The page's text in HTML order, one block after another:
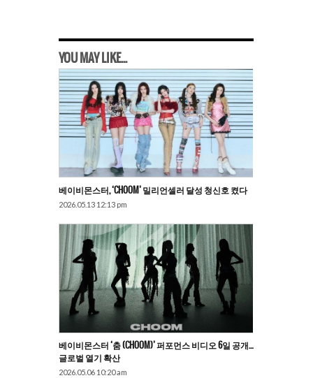
YOU MAY LIKE...
베이비몬스터, ‘CHOOM’ 밀리언셀러 달성 청신호 켰다
2026.05.13 12:13 pm
베이비몬스터 ‘춤 (CHOOM)’ 퍼포먼스 비디오 6일 공개…
글로벌 열기 확산
2026.05.06 10:20 am